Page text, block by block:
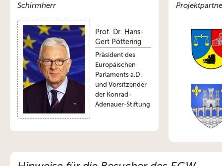
Schirmherr
Prof. Dr. Hans-
Gert Pöttering
Präsident des
Europäischen
Parlaments a.D.
und Vorsitzender
der Konrad-
Adenauer-Stiftung